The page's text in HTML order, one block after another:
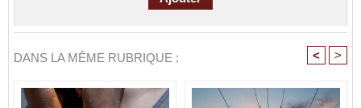
DANS LA MÊME RUBRIQUE : < >